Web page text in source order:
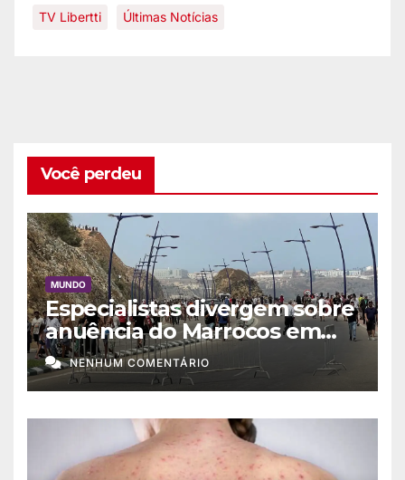
TV Libertti Últimas Notícias
Você perdeu
MUNDO
Especialistas divergem sobre
anuência do Marrocos em
migração a Ceuta
NENHUM COMENTÁRIO